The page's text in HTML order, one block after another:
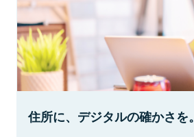
住所に、デジタルの確かさを。